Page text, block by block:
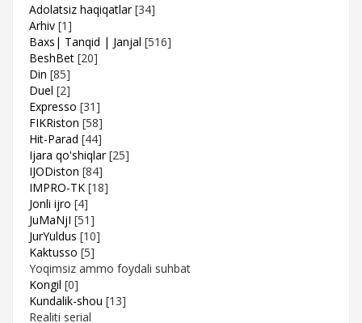
Adolatsiz haqiqatlar [34]
Arhiv [1]
Baxs| Tanqid | Janjal [516]
BeshBet [20]
Din [85]
Duel [2]
Expresso [31]
FIKRiston [58]
Hit-Parad [44]
Ijara qo'shiqlar [25]
IJODiston [84]
IMPRO-TK [18]
Jonli ijro [4]
JuMaNjI [51]
JurYuldus [10]
Kaktusso [5]
Yoqimsiz ammo foydali suhbat
Kongil [0]
Kundalik-shou [13]
Realiti serial